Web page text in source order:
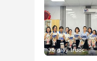
38 giây trước